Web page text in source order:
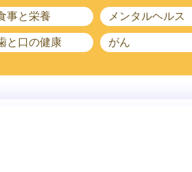
事と栄養
メンタルヘルス
と口の健康 がん